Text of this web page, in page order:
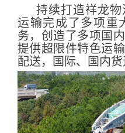
持续打造祥龙
运输完成了多项重
务，创造了多项国
提供超限件特色运
配送，国际、国内货